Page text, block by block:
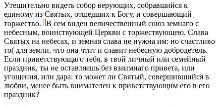
Утешительно видеть собор верующих, собравшийся к
единому из Святых, отшедших к Богу, и совершающий
торжество.
В сем виден величественный союз земнаго с
небесным, воинствующей Церкви с торжествующею. Слава
Святых на небесах, и земная слава не нужна им: но счастливо
то( для земли, что она чтит и славит небесную добродетель.
Если приветствующаго тебя, в твой личный или семейный
праздник, ты не оставляешь без взаимнаго привета, или
угощения, или дара: то может ли Святый, совершившийся в
любви, менее быть внимателен к приветствующим его в его
праздник?